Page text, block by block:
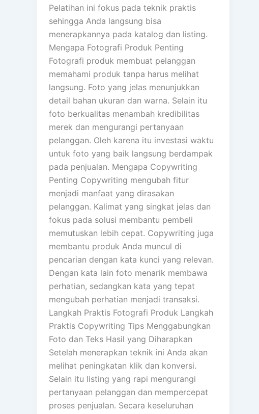
Pelatihan ini fokus pada teknik praktis
sehingga Anda langsung bisa
menerapkannya pada katalog dan listing.
Mengapa Fotografi Produk Penting
Fotografi produk membuat pelanggan
memahami produk tanpa harus melihat
langsung. Foto yang jelas menunjukkan
detail bahan ukuran dan warna. Selain itu
foto berkualitas menambah kredibilitas
merek dan mengurangi pertanyaan
pelanggan. Oleh karena itu investasi waktu
untuk foto yang baik langsung berdampak
pada penjualan. Mengapa Copywriting
Penting Copywriting mengubah fitur
menjadi manfaat yang dirasakan
pelanggan. Kalimat yang singkat jelas dan
fokus pada solusi membantu pembeli
memutuskan lebih cepat. Copywriting juga
membantu produk Anda muncul di
pencarian dengan kata kunci yang relevan.
Dengan kata lain foto menarik membawa
perhatian, sedangkan kata yang tepat
mengubah perhatian menjadi transaksi.
Langkah Praktis Fotografi Produk Langkah
Praktis Copywriting Tips Menggabungkan
Foto dan Teks Hasil yang Diharapkan
Setelah menerapkan teknik ini Anda akan
melihat peningkatan klik dan konversi.
Selain itu listing yang rapi mengurangi
pertanyaan pelanggan dan mempercepat
proses penjualan. Secara keseluruhan